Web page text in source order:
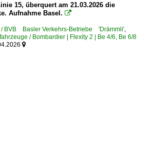
15, überquert am 21.03.2026 die
Aufnahme Basel. 
/ BVB Basler Verkehrs-Betriebe 'Drämmli',
/ Bombardier | Flexity 2 | Be 4/6, Be 6/8
